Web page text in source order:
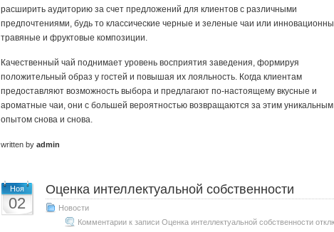
расширить аудиторию за счет предложений для клиентов с различными
предпочтениями, будь то классические черные и зеленые чаи или
травяные и фруктовые композиции.
Качественный чай поднимает уровень восприятия заведения, формируя
положительный образ у гостей и повышая их лояльность. Когда клиентам
предоставляют возможность выбора и предлагают по-настоящему вкусные и
ароматные чаи, они с большей вероятностью возвращаются за этим уникальным
опытом снова и снова.
written by admin
Ноя
02
Оценка интеллектуальной собственности
Новости
Комментариик записи Оценка интеллектуальной собственности